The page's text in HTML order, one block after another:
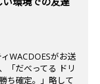
WACDOESがお送
「だべってる ドリ
ち確定。」略して